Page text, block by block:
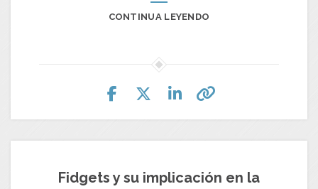
CONTINUA LEYENDO
Fidgets y su implicación en la